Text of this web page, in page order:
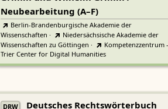
Neubearbeitung (A–F)
Berlin-Brandenburgische Akademie der
Wissenschaften ·
Niedersächsische Akademie der
Wissenschaften zu Göttingen ·
Kompetenzzentrum -
Trier Center for Digital Humanities
DRW Deutsches Rechtswörterbuch